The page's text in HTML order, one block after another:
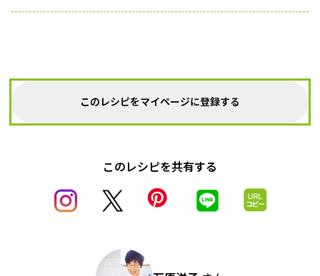
このレシピをマイページに登録する
このレシピを共有する